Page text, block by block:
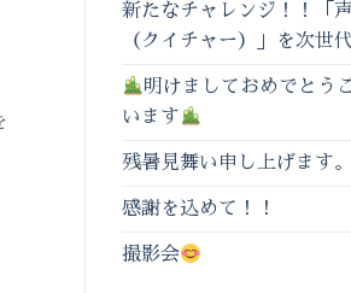
新たなチャレンジ！！「
（クイチャー）」を次世
明けましておめでとう
います
残暑見舞い申し上げます。
感謝を込めて！！
撮影会